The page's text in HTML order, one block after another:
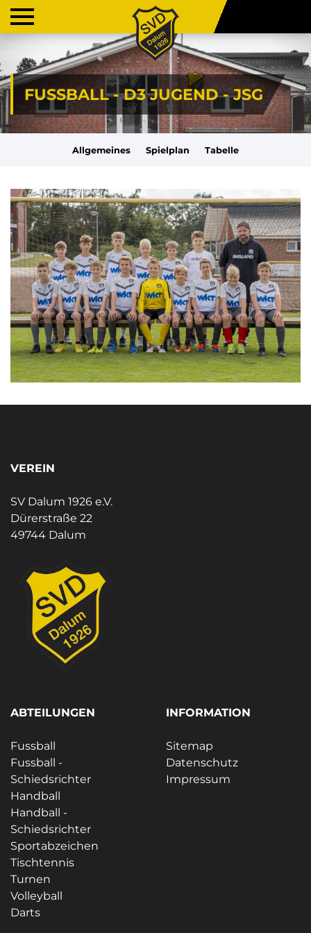
FUSSBALL - D3 JUGEND - JSG
Allgemeines Spielplan Tabelle
VEREIN
SV Dalum 1926 e.V.
Dürerstraße 22
49744 Dalum
ABTEILUNGEN
Fussball
Fussball -
Schiedsrichter
Handball
Handball -
Schiedsrichter
Sportabzeichen
Tischtennis
Turnen
Volleyball
Darts
INFORMATION
Sitemap
Datenschutz
Impressum